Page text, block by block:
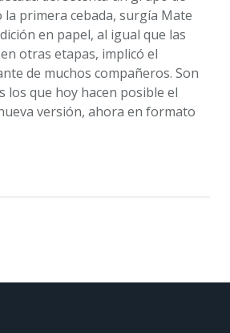
primera cebada, surgía Mate
en papel, al igual que las
otras etapas, implicó el
de muchos compañeros. Son
los que hoy hacen posible el
versión, ahora en formato